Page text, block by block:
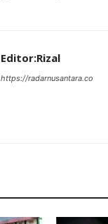
Editor:Rizal
https://radarnusantara.co